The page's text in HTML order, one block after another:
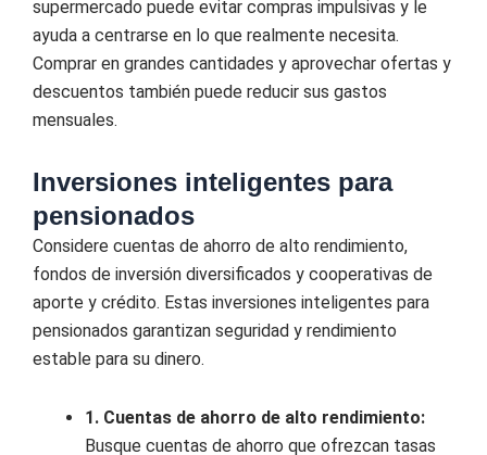
supermercado puede evitar compras impulsivas y le
ayuda a centrarse en lo que realmente necesita.
Comprar en grandes cantidades y aprovechar ofertas y
descuentos también puede reducir sus gastos
mensuales.
Inversiones inteligentes para
pensionados
Considere cuentas de ahorro de alto rendimiento,
fondos de inversión diversificados y cooperativas de
aporte y crédito. Estas inversiones inteligentes para
pensionados garantizan seguridad y rendimiento
estable para su dinero.
1. Cuentas de ahorro de alto rendimiento:
Busque cuentas de ahorro que ofrezcan tasas